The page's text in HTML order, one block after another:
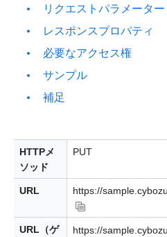
リクエストパラメーター
レスポンスプロパティ
必要なアクセス権
サンプル
補足
HTTPメ
ソッド
PUT
URL https://
URL（ゲ
https://